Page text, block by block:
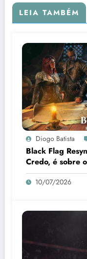
LEIA TAMBÉM
Diogo Batista
Black Flag
Credo, é sobre
10/07/2026